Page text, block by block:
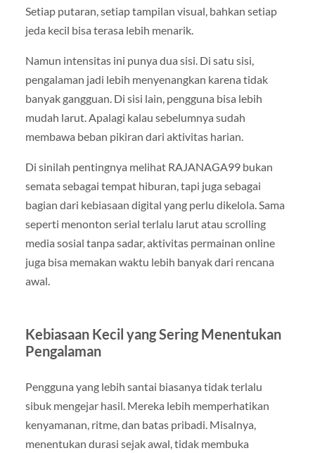
Setiap putaran, setiap tampilan visual, bahkan setiap
jeda kecil bisa terasa lebih menarik.
Namun intensitas ini punya dua sisi. Di satu sisi,
pengalaman jadi lebih menyenangkan karena tidak
banyak gangguan. Di sisi lain, pengguna bisa lebih
mudah larut. Apalagi kalau sebelumnya sudah
membawa beban pikiran dari aktivitas harian.
Di sinilah pentingnya melihat RAJANAGA99 bukan
semata sebagai tempat hiburan, tapi juga sebagai
bagian dari kebiasaan digital yang perlu dikelola. Sama
seperti menonton serial terlalu larut atau scrolling
media sosial tanpa sadar, aktivitas permainan online
juga bisa memakan waktu lebih banyak dari rencana
awal.
Kebiasaan Kecil yang Sering Menentukan
Pengalaman
Pengguna yang lebih santai biasanya tidak terlalu
sibuk mengejar hasil. Mereka lebih memperhatikan
kenyamanan, ritme, dan batas pribadi. Misalnya,
menentukan durasi sejak awal, tidak membuka